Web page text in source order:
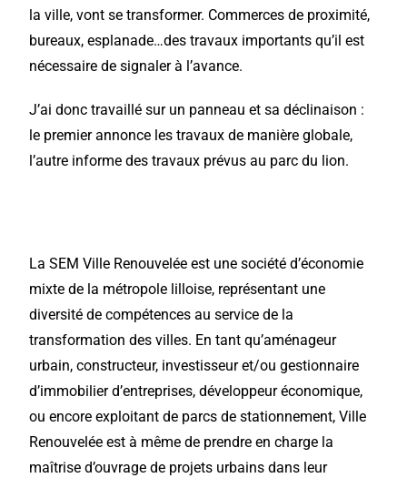
la ville, vont se transformer. Commerces de proximité,
bureaux, esplanade…des travaux importants qu’il est
nécessaire de signaler à l’avance.
J’ai donc travaillé sur un panneau et sa déclinaison :
le premier annonce les travaux de manière globale,
l’autre informe des travaux prévus au parc du lion.
La SEM Ville Renouvelée est unesociété d’économie
mixte de la métropole lilloise, représentant une
diversité de compétences au service de la
transformation des villes. En tant qu’aménageur
urbain, constructeur, investisseur et/ou gestionnaire
d’immobilier d’entreprises, développeur économique,
ou encore exploitant de parcs de stationnement, Ville
Renouvelée est à même de prendre en charge la
maîtrise d’ouvrage de projets urbains dans leur